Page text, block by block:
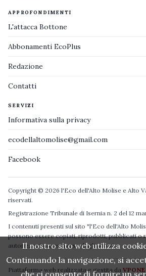
APPROFONDIMENTI
L'attacca Bottone
Abbonamenti EcoPlus
Redazione
Contatti
SERVIZI
Informativa sulla privacy
ecodellaltomolise@gmail.com
Facebook
Copyright © 2026 l'Eco dell'Alto Molise e Alto
riservati.
Registrazione Tribunale di Isernia n. 2 del 12
I contenuti presenti sul sito "l'Eco dell'Alto
possono essere copiati, riprodotti, pubblicati o
autorizzazione espressa degli autori.
Piattaforma web realizzata e gestita da
Il nostro sito web utilizza
Continuando la navigazione, si
che ci consente di fornire un